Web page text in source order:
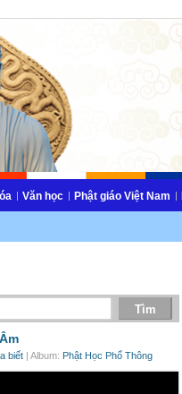
Văn học Phật giáo Việt Nam
biết | Album: Phật Học Phổ Thông